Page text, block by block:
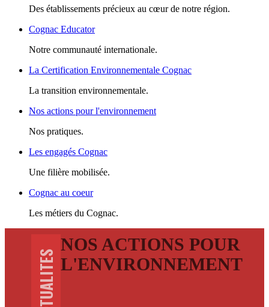
Des établissements précieux au cœur de notre région.
Cognac Educator
Notre communauté internationale.
La Certification Environnementale Cognac
La transition environnementale.
Nos actions pour l'environnement
Nos pratiques.
Les engagés Cognac
Une filière mobilisée.
Cognac au coeur
Les métiers du Cognac.
ACTUALITES
NOS ACTIONS POUR
L'ENVIRONNEMENT